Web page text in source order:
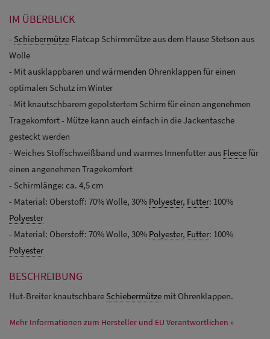
IM ÜBERBLICK
- Schiebermütze Flatcap Schirmmütze aus dem Hause Stetson aus
Wolle
- Mit ausklappbaren und wärmenden Ohrenklappen für einen
optimalen Schutz im Winter
- Mit knautschbarem gepolstertem Schirm für einen angenehmen
Tragekomfort - Mütze kann auch einfach in die Jackentasche
gesteckt werden
- Weiches Stoffschweißband und warmes Innenfutter aus Fleecefür
einen angenehmen Tragekomfort
- Schirmlänge: ca. 4,5 cm
- Material: Oberstoff: 70% Wolle, 30% Polyester, Futter: 100%
Polyester
- Material: Oberstoff: 70% Wolle, 30% Polyester, Futter: 100%
Polyester
BESCHREIBUNG
Hut-Breiter knautschbare Schiebermütze mit Ohrenklappen.
Mehr Informationen zum Hersteller und EU Verantwortlichen »